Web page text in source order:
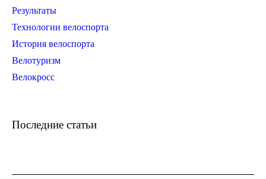
Результаты
Технологии велоспорта
История велоспорта
Велотуризм
Велокросс
Последние статьи